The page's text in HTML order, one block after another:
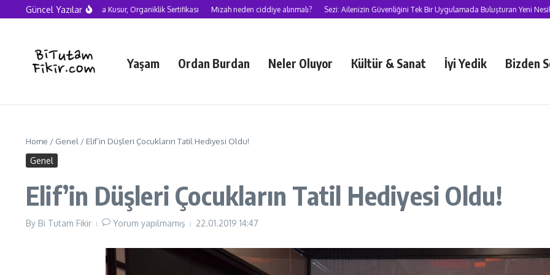
Skip to content
Güncel Yazılar
Yapay Zekâ Çağında Kusur, Organiklik Sertifikası Mizah neden ciddiye alınmalı? Sezi: Ailenizin Güvenliğini Tek Bir Uygulamada Buluşturan Yeni Nesil Süper
Yaşam Ordan Burdan Neler Oluyor Kültür & Sanat İyi Yedik Bizden
Home / Genel / Elif’in Düşleri Çocukların Tatil Hediyesi Oldu!
Genel
Elif’in Düşleri Çocukların Tatil Hediyesi Oldu!
By Bi Tutam Fikir Yorum yapılmamış 22.01.2019 14:47